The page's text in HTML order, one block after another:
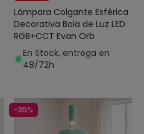
Lámpara Colgante Esférica
Decorativa Bola de Luz LED
RGB+CCT Evan Orb
En Stock, entrega en
48/72h
-35%